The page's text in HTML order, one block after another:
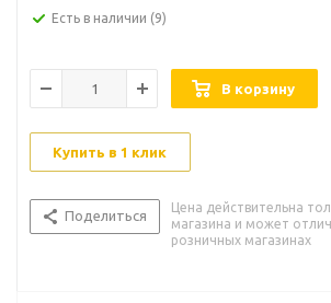
Есть в наличии (9)
В корзину
Купить в 1 клик
Поделиться
Цена действительна
магазина и может
розничных магазинах